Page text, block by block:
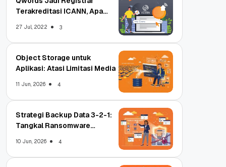
Terakreditasi ICANN, Apa
27 Jul, 2022 3
Object Storage untuk
Aplikasi: Atasi Limitasi Media
11 Jun, 2026 4
Strategi Backup Data 3-2-1:
Tangkal Ransomware
10 Jun, 2026 4